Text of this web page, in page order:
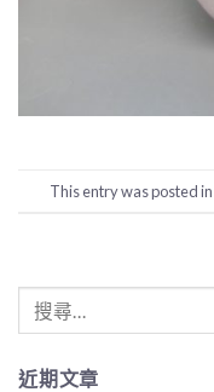
This entry was posted in
近期文章